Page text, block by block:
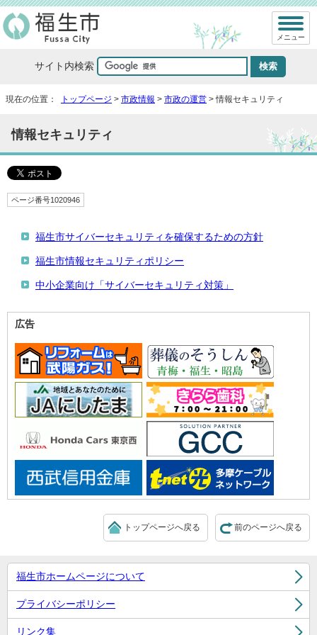
サイト内検索
メニュー
現在の位置： トップページ > 市政情報 > 市政の運営 > 情報セキュリティ
情報セキュリティ
ページ番号1020946
福生市サイバーセキュリティを確保するための方針
福生市情報セキュリティポリシー
中小企業向け「サイバーセキュリティ対策」
広告
前のページへ戻る
トップページへ戻る
福生市ホームページについて
プライバシーポリシー
リンク集